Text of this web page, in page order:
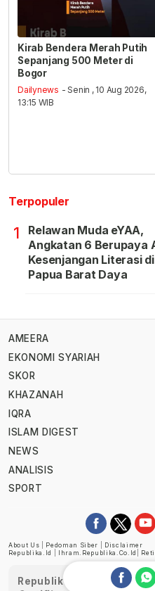
Kirab Bendera Merah Putih
Sepanjang 500 Meter di
Bogor
Dailynews - Senin , 10 Aug 2026,
13:15 WIB
Terpopuler
1
Relawan Muda eYAA,
Angkatan 6 Berupaya
Kesenjangan Literasi di
Papua Barat Daya
AMEERA
EKONOMI SYARIAH
SKOR
KHAZANAH
IQRA
ISLAM DIGEST
NEWS
ANALISIS
SPORT
About Us Pedoman Siber
Disclaimer
Republika.id
Ihram.republika.co.id
Republika telah